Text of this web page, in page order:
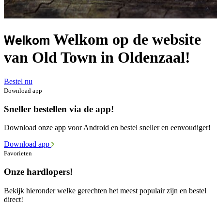
Welkom Welkom op de website
van Old Town in Oldenzaal!
Bestel nu
Download app
Sneller bestellen via de app!
Download onze app voor Android en bestel sneller en eenvoudiger!
Download app
Favorieten
Onze hardlopers!
Bekijk hieronder welke gerechten het meest populair zijn en bestel
direct!